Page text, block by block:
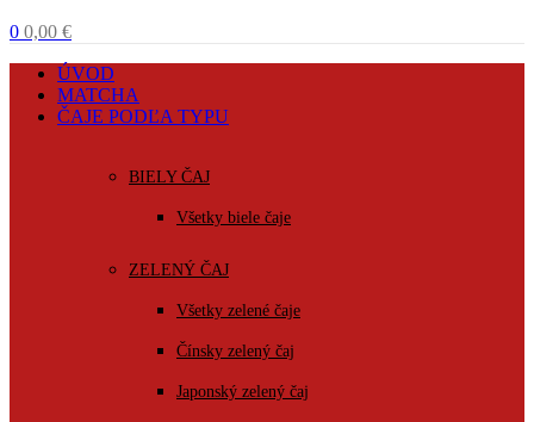
0 0,00 €
ÚVOD
MATCHA
ČAJE PODĽA TYPU
BIELY ČAJ
Všetky biele čaje
ZELENÝ ČAJ
Všetky zelené čaje
Čínsky zelený čaj
Japonský zelený čaj